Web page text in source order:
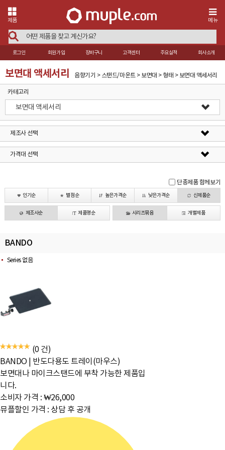
제품 메뉴
로그인 회원가입 장바구니 고객센터 주요실적 회사소개
보면대 액세서리 음향기기 > 스탠드/마운트 > 보면대 > 형태 > 보면대 액세서리
카테고리
보면대 액세서리
제조사 선택
가격대 선택
단종제품 함께보기
인기순 별점순 높은가격순 낮은가격순 신제품순
제조사순 제품명순 시리즈묶음 개별제품
BANDO
Series 없음
(0 건)
BANDO
반도다용도 트레이(마우스)
보면대나 마이크스탠드에 부착 가능한 제품입
니다.
소비자 가격 : ₩26,000
뮤플할인 가격 : 상담 후 공개